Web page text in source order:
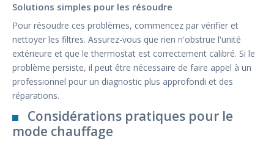
Solutions simples pour les résoudre
Pour résoudre ces problèmes, commencez par vérifier et
nettoyer les filtres. Assurez-vous que rien n'obstrue l'unité
extérieure et que le thermostat est correctement calibré. Si le
problème persiste, il peut être nécessaire de faire appel à un
professionnel pour un diagnostic plus approfondi et des
réparations.
Considérations pratiques pour le
mode chauffage